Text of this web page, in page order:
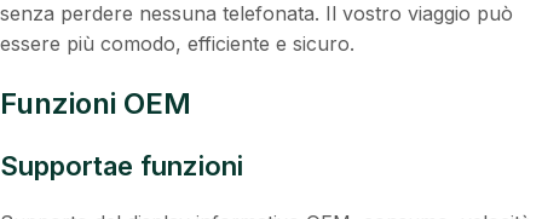
senza perdere nessuna telefonata. Il vostro viaggio può
essere più comodo, efficiente e sicuro.
Funzioni OEM
Supportae funzioni